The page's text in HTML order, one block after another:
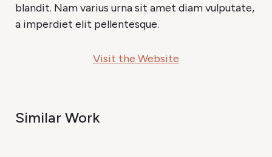
blandit. Nam varius urna sit amet diam vulputate,
a imperdiet elit pellentesque.
Visit the Website
Similar Work